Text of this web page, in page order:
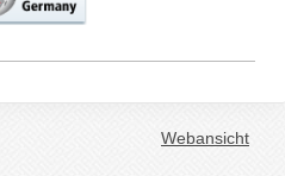
Webansicht